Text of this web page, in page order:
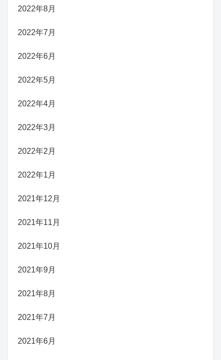
2022年8月
2022年7月
2022年6月
2022年5月
2022年4月
2022年3月
2022年2月
2022年1月
2021年12月
2021年11月
2021年10月
2021年9月
2021年8月
2021年7月
2021年6月